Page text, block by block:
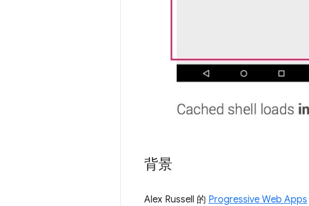
背景
Alex Russell 的 Progressive Web Apps